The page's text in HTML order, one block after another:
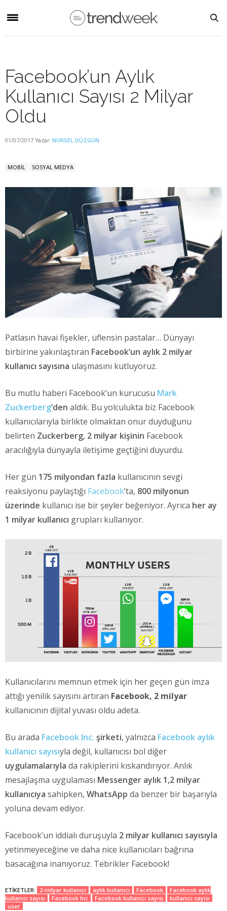
Facebook’un Aylık
Kullanıcı Sayısı 2 Milyar
Oldu
01/07/2017 Yazar: NURSEL DÜZGÜN
MOBİL SOSYAL MEDYA
Patlasın havai fişekler, üflensin pastalar… Dünyayı
birbirine yakınlaştıran Facebook’un aylık 2 milyar
kullanıcı sayısına ulaşmasını kutluyoruz.
Bu mutlu haberi Facebook’un kurucusu Mark
Zuckerberg’den aldık. Bu yolculukta biz Facebook
kullanıcılarıyla birlikte olmaktan onur duyduğunu
belirten Zuckerberg, 2 milyar kişinin Facebook
aracılığıyla dünyayla iletişime geçtiğini duyurdu.
Her gün 175 milyondan fazla kullanıcının sevgi
reaksiyonu paylaştığı Facebook’ta, 800 milyonun
üzerinde kullanıcı ise bir şeyler beğeniyor. Ayrıca her ay
1 milyar kullanıcı grupları kullanıyor.
Kullanıcılarını memnun etmek için her geçen gün imza
attığı yenilik sayısını artıran Facebook, 2 milyar
kullanıcının dijital yuvası oldu adeta.
Bu arada Facebook Inc. şirketi, yalnızca Facebook aylık
kullanıcı sayısıyla değil, kullanıcısı bol diğer
uygulamalarıyla da rakiplerini kıskandırıyor. Anlık
mesajlaşma uygulaması Messenger aylık 1,2 milyar
kullanıcıya sahipken, WhatsApp da benzer bir başarıyla
yoluna devam ediyor.
Facebook’un iddialı duruşuyla 2 milyar kullanıcı sayısıyla
yetinmeyeceğine ve daha nice kullanıcıları bağrına
basacağına inanıyoruz. Tebrikler Facebook!
ETIKETLER: 2 milyar kullanıcı aylık kullanıcı Facebook
Facebook aylık
kullanıcı sayısı
Facebook Inc Facebook kullanıcı sayısı
kullanıcı sayısı
user